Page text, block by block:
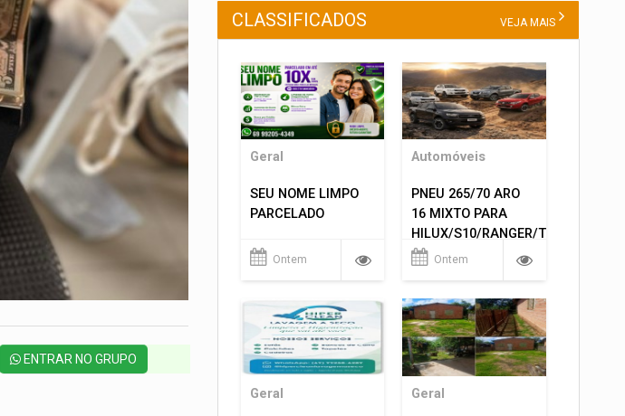
ENTRAR NO GRUPO
CLASSIFICADOS VEJA MAIS
Geral
SEU NOME LIMPO
PARCELADO
Ontem
Automóveis
PNEU 265/70 ARO
16 MIXTO PARA
HILUX/S10/RANGER/TRITON
ETC... MONTAGEM
Ontem
Geral Geral